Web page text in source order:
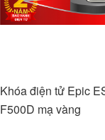
Khóa điện tử Epic
F500D mạ vàng